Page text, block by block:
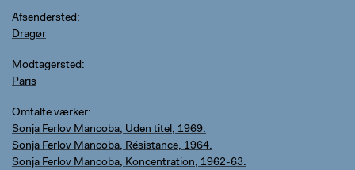
Afsendersted
Dragør
Modtagersted
Paris
Omtalte værker
Sonja Ferlov Mancoba, Uden titel, 1969.
Sonja Ferlov Mancoba, Résistance, 1964.
Sonja Ferlov Mancoba, Koncentration, 1962-63.